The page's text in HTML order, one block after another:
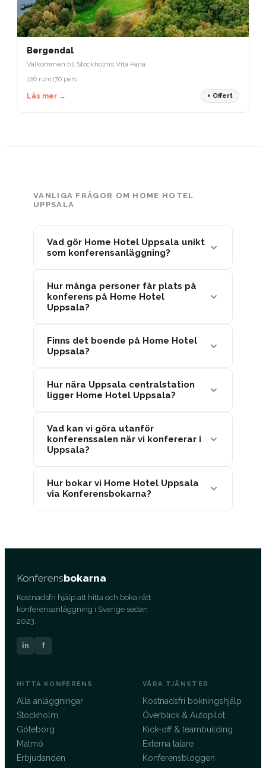
Bergendal
Välkommen till Stockholms Vita Pärla
126 rum170 pers
Läs mer → + Offert
VANLIGA FRÅGOR OM HOME HOTEL
UPPSALA
Vad gör Home Hotel Uppsala unikt
som konferensanläggning?
Hur många personer får plats på
konferens på Home Hotel
Uppsala?
Finns det boende på Home Hotel
Uppsala?
Hur nära Uppsala centralstation
ligger Home Hotel Uppsala?
Vad kan vi göra utanför
konferenssalen när vi konfererar i
Uppsala?
Hur bokar vi Home Hotel Uppsala
via Konferensbokarna?
Konferensbokarna
Kostnadsfri hjälp att hitta och boka rätt
konferensanläggning i Sverige sedan
2023.
in f
HITTA KONFERENS
Alla anläggningar
Stockholm
Göteborg
Malmö
Erbjudanden
VÅRA TJÄNSTER
Kostnadsfri bokningshjälp
Överblick & Autopilot
Kick-off & teambuilding
Externa talare
Konferensbloggen